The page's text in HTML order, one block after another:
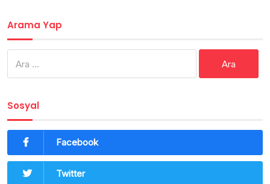
Arama Yap
Sosyal
Facebook
Twitter